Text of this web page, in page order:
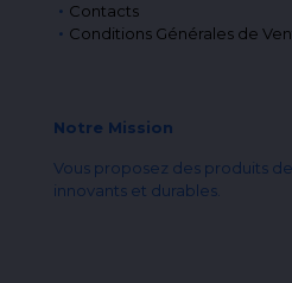
Contacts
Conditions Générales de
Notre Mission
Vous proposez des produits
innovants et durables.